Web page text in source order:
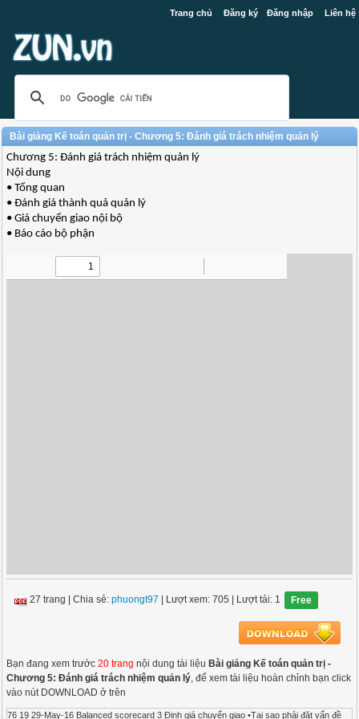
Trang chủ Đăng ký Đăng nhập Liên hệ
Bài giảng Kế toán quản trị - Chương 5: Đánh giá trách nhiệm quản lý
Chương 5: Đánh giá trách nhiệm quản lý
Nội dung
• Tổng quan
• Đánh giá thành quả quản lý
• Giá chuyển giao nội bộ
• Báo cáo bộ phận
27 trang |Chia sẻ:phuongt97 | Lượt xem: 705 | Lượt tải: 1 Free
Bạn đang xem trước20 trang nội dung tài liệu Bài giảng Kế toán quản trị -
Chương 5: Đánh giá trách nhiệm quản lý, để xem tài liệu hoàn chỉnh bạn click
vào nút DOWNLOAD ở trên
76 19 29-May-16 Balanced scorecard 3 Định giá chuyển giao •Tại sao phải đặt vấn đề